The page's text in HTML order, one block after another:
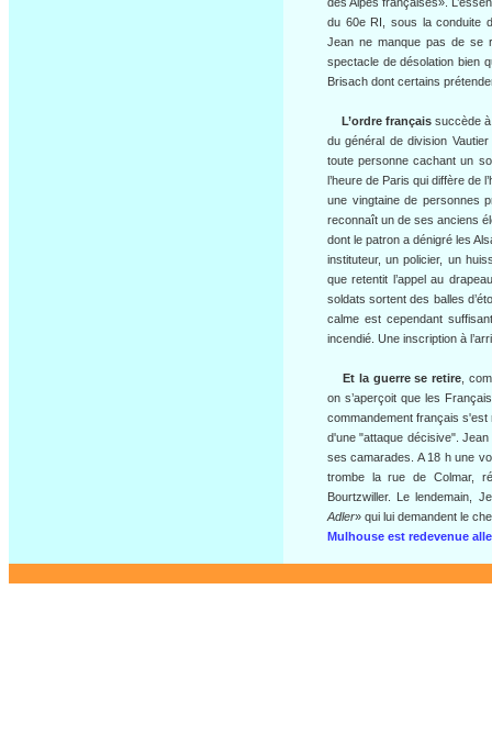
du 60e RI, sous la conduite
Jean ne manque pas de se
spectacle de désolation bien
Brisach dont certains
L’ordre françaissuccède à
du général de division
toute personne cachant un
l’heure de Paris qui diffère de
une vingtaine de personnes
reconnaît un de ses anciens
dont le patron a dénigré les
instituteur, un policier, un
que retentit l’appel au
soldats sortent des balles
calme est cependant
incendié. Une inscription à
Et la guerre se retire,
on s’aperçoit que les
commandement français
d'une "attaque décisive".
ses camarades. A 18 h une
trombe la rue de Colmar,
Bourtzwiller. Le lendemain,
Adler» qui lui demandent le
Mulhouse est redevenue